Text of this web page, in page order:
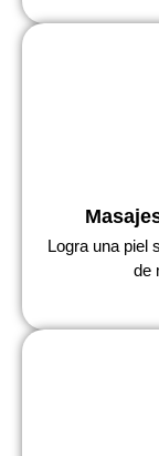
Logra una piel
de